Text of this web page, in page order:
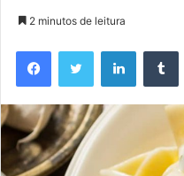
2 minutos de leitura
FacebookTwitter Linkedin